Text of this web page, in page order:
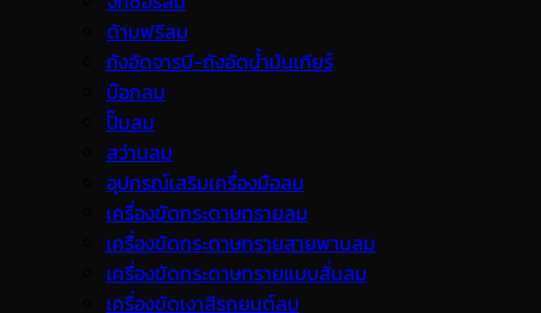
ด้ามฟรีลม
ถังอัดจารบี-ถังอัดน้ำมันเกียร์
บ๊อกลม
ปั๊มลม
สว่านลม
อุปกรณ์เสริมเครื่องมือลม
เครื่องขัดกระดาษทรายลม
เครื่องขัดกระดาษทรายสายพานลม
เครื่องขัดกระดาษทรายแบบสั่นลม
เครื่องขัดเงาสีรถยนต์ลม